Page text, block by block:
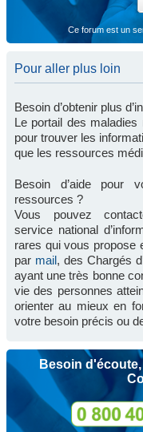
Ce forum est un
Pour aller plus loin
Besoin d’obtenir plus
Le portail des
pour trouver les
que les ressources
Besoin d’aide pour
ressources ?
Vous pouvez
service national
rares qui vous
par mail, des Chargés
ayant une très bonne
vie des personnes
orienter au mieux en
votre besoin précis ou
Besoin